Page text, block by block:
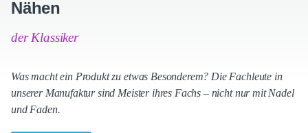
Nähen
der Klassiker
Was macht ein Produkt zu etwas Besonderem? Die Fachleute in
unserer Manufaktur sind Meister ihres Fachs – nicht nur mit Nadel
und Faden.